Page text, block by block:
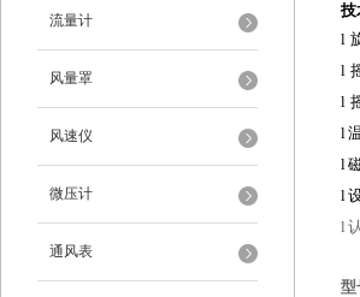
流量计
风量罩
风速仪
微压计
通风表
技
l
l
l
l
l
l
l
型